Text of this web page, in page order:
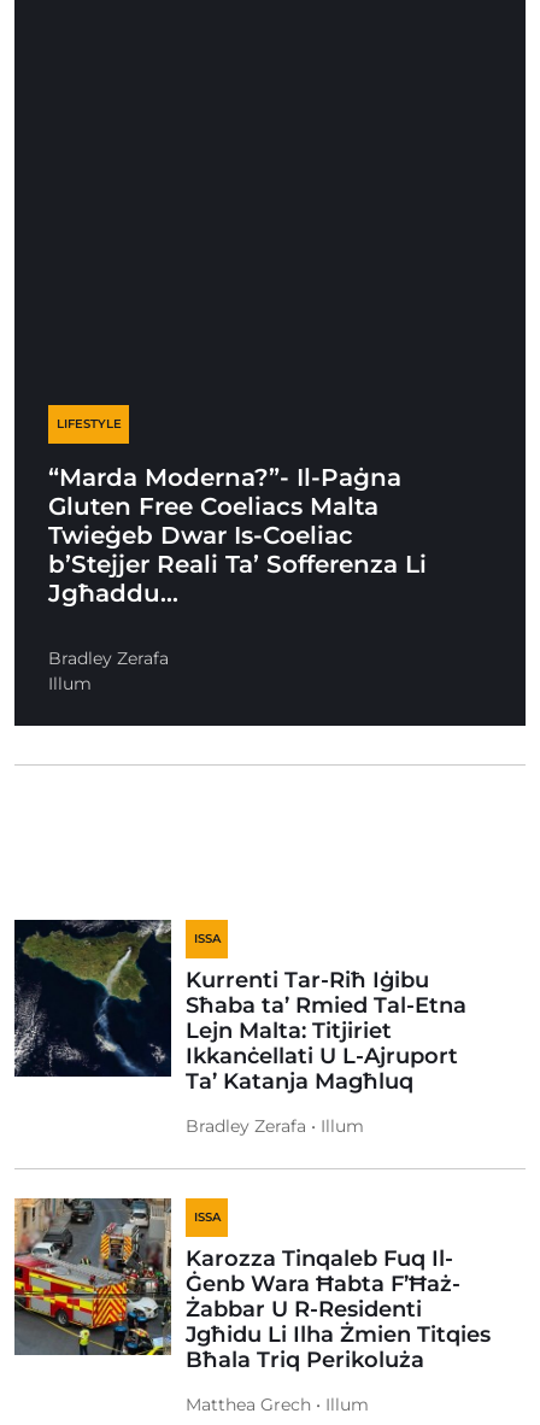
LIFESTYLE
“Marda Moderna?”- Il-Paġna
Gluten Free Coeliacs Malta
Twieġeb Dwar Is-Coeliac
b’Stejjer Reali Ta’ Sofferenza Li
Jgħaddu…
Bradley Zerafa
Illum
ISSA
Kurrenti Tar-Riħ Iġibu
Sħaba ta’ Rmied Tal-Etna
Lejn Malta: Titjiriet
Ikkanċellati U L-Ajruport
Ta’ Katanja Magħluq
Bradley Zerafa • Illum
ISSA
Karozza Tinqaleb Fuq Il-
Ġenb Wara Ħabta F’Ħaż-
Żabbar U R-Residenti
Jgħidu Li Ilha Żmien Titqies
Bħala Triq Perikoluża
Matthea Grech • Illum